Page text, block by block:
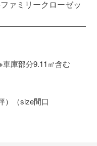
ァミリークローゼッ
庫部分9.11㎡含む
）（size間口